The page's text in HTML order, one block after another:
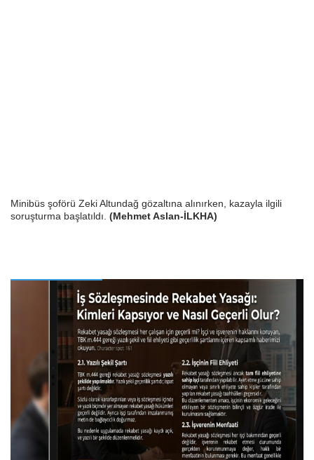
Minibüs şoförü Zeki Altundağ gözaltına alınırken, kazayla ilgili
soruşturma başlatıldı. (Mehmet Aslan-İLKHA)